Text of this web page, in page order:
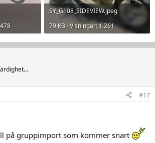
SY_G108_SIDEVIEW.jpeg
79 KB · Visningar: 1,261
#17
på gruppimport som kommer snart